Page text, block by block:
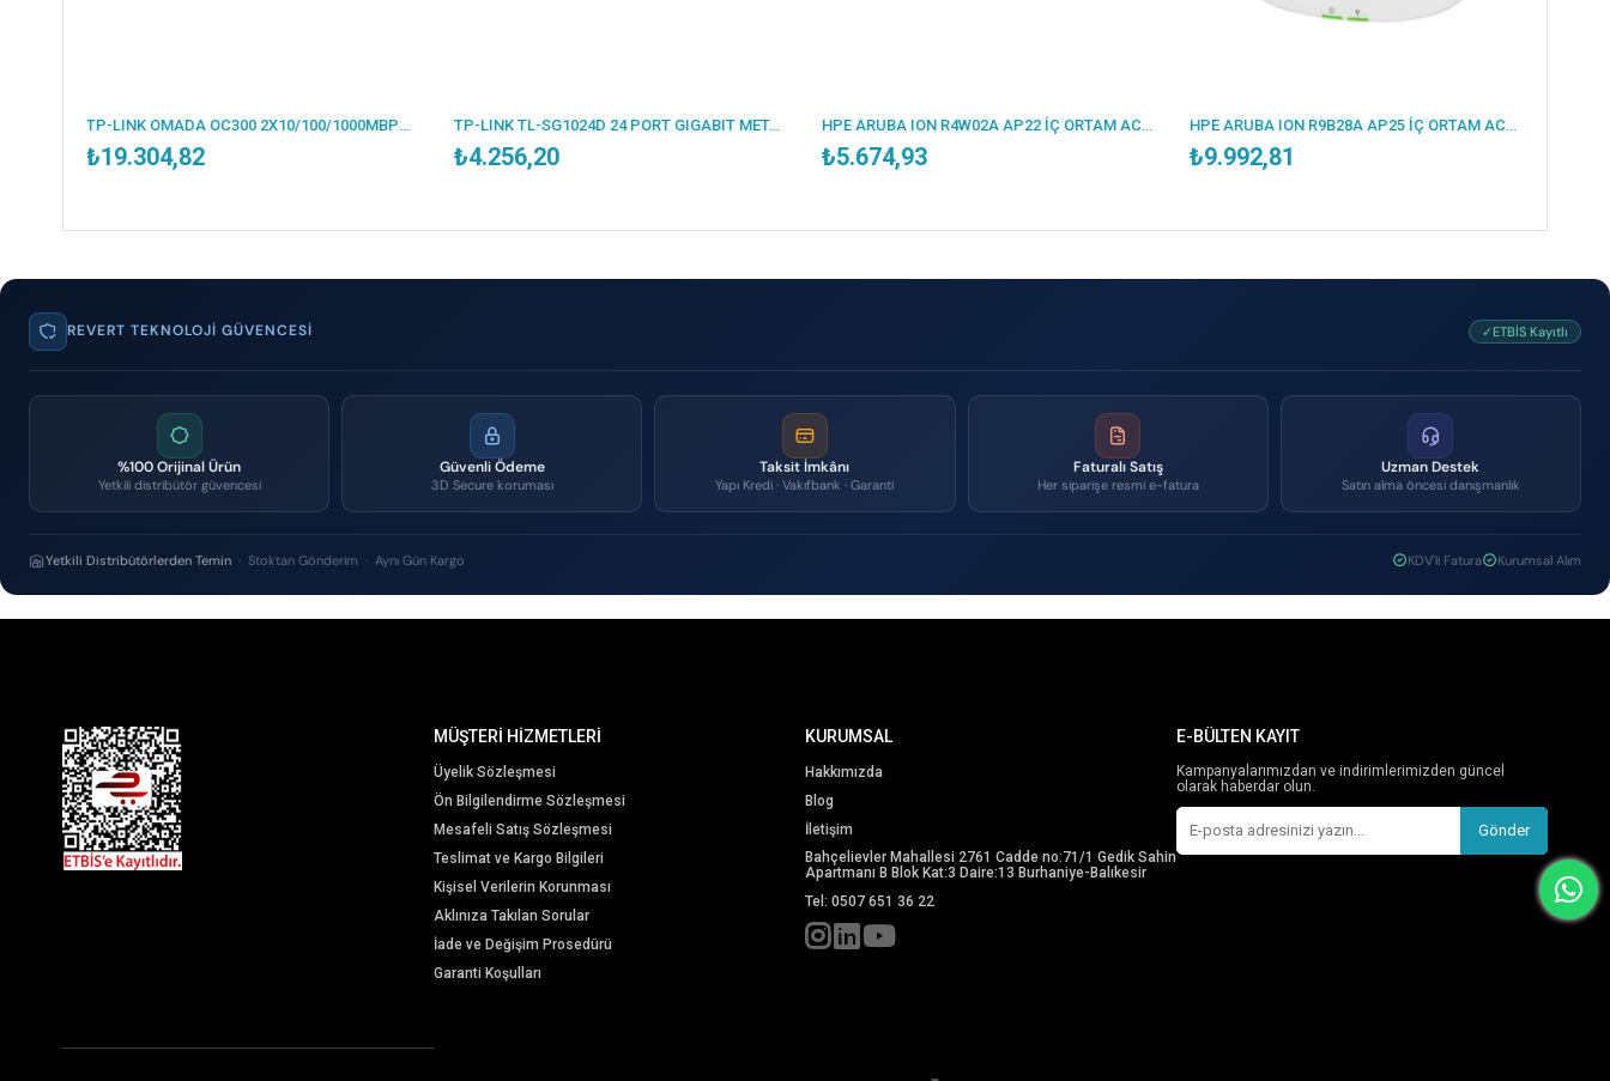
TP-LINK OMADA OC300 2X10/100/1000MBPS ETHERNET PORT 1XUSB3.0 HARDWARE CONTROLLER TP-LINK TL-SG1024D 24 PORT GIGABIT METAL KASA RACKMOUNT SWITCH HPE ARUBA ION R4W02A AP22 İÇ ORTAM ACCESS POINT(ADAPTÖRSÜZ) HPE ARUBA ION R9B28A AP25 İÇ ORTAM ACCESS POINT(ADAPTÖRSÜZ)
REVERT TEKNOLOJI GÜVENCESI ✓ETBİS Kayıtlı
%100 Orijinal Ürün
Yetkili distribütör güvencesi
Güvenli Ödeme
3D Secure koruması
Taksit İmkânı
Yapı Kredi · Vakıfbank · Garanti
Faturalı Satış
Her siparişe resmi e-fatura
Uzman Destek
Satın alma öncesi danışmanlık
Yetkili Distribütörlerden Temin · Stoktan Gönderim · Aynı Gün Kargo KDV'li Fatura Kurumsal Alım
MÜŞTERİ HİZMETLERİ
Üyelik Sözleşmesi
Ön Bilgilendirme Sözleşmesi
Mesafeli Satış Sözleşmesi
Teslimat ve Kargo Bilgileri
Kişisel Verilerin Korunması
Aklınıza Takılan Sorular
İade ve Değişim Prosedürü
Garanti Koşulları
KURUMSAL
Hakkımızda
Blog
İletişim
Bahçelievler Mahallesi 2761 Cadde no:71/1 Gedik Sahin
Apartmanı B Blok Kat:3 Daire:13 Burhaniye-Balıkesir
Tel: 0507 651 36 22
E-BÜLTEN KAYIT
Kampanyalarımızdan ve indirimlerimizden güncel
olarak haberdar olun.
Gönder